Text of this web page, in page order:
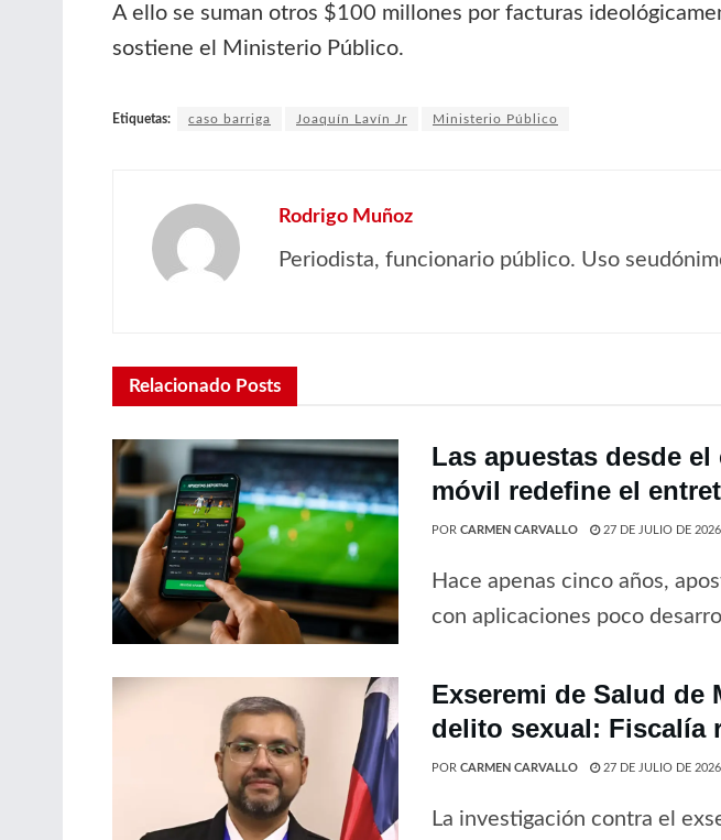
A ello se suman otros $100 millones por facturas
sostiene el Ministerio Público.
Etiquetas: caso barriga Joaquín Lavín Jr Ministerio Público
Rodrigo Muñoz
Periodista, funcionario público. Uso
Relacionado Posts
Las apuestas desde
móvil redefine el
POR CARMEN CARVALLO 27 DE JULIO DE 2026
Hace apenas cinco años,
con aplicaciones poco
Exseremi de Salud de
delito sexual: Fiscalía
POR CARMEN CARVALLO 27 DE JULIO DE 2026
La investigación contra el